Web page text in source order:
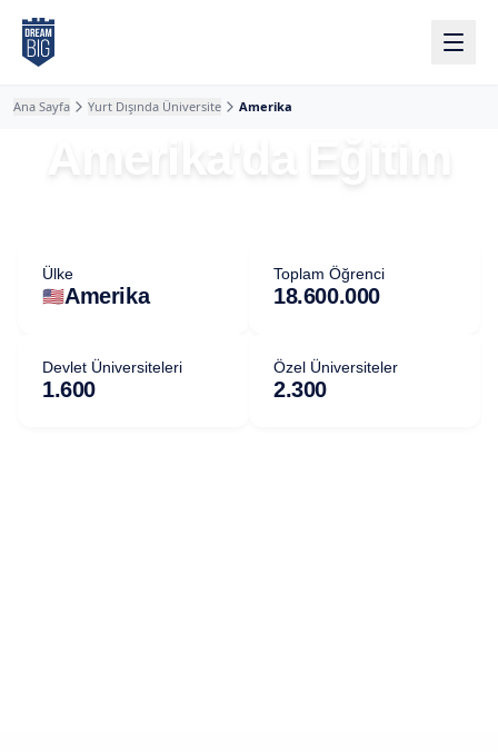
Ana içeriğe atla
Ana Sayfa Yurt Dışında Üniversite Amerika
Amerika'da Eğitim
Ülke
🇺🇸Amerika
Toplam Öğrenci
18.600.000
Devlet Üniversiteleri
1.600
Özel Üniversiteler
2.300